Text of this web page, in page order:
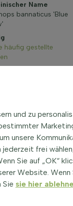
Name
bannaticus 'Blue
häufig gestellte
|
ist eine
und Struktur in
polbildende
und zu
unsere
jederzeit frei
Sie auf „OK“
Website.
Sie sie hier